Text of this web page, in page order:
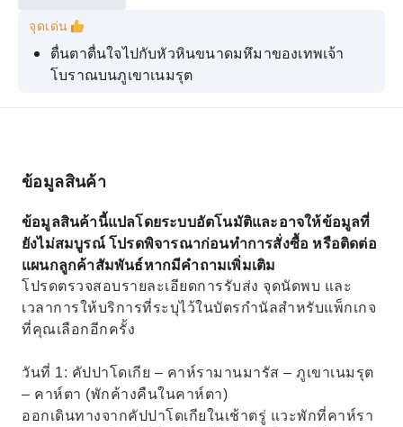
จุดเด่น
ตื่นตาตื่นใจไปกับหัวหินขนาดมหึมาของเทพเจ้า
โบราณบนภูเขาเนมรุต
สำรวจโกเบคลี เทเป กลุ่มวิหารที่เก่าแก่ที่สุดในโลก
และชมโมเสกโรมัน
shanlıurfa
ลิ้มลองรสชาติบาคลาวาต้นตำรับจากกาซิอันเตปใน
เมืองเก่า
ข้อมูลสินค้า
ข้อมูลสินค้านี้แปลโดยระบบอัตโนมัติและอาจให้ข้อมูลที่
ยังไม่สมบูรณ์ โปรดพิจารณาก่อนทำการสั่งซื้อ หรือติดต่อ
แผนกลูกค้าสัมพันธ์หากมีคำถามเพิ่มเติม
โปรดตรวจสอบรายละเอียดการรับส่ง จุดนัดพบ และ
เวลาการให้บริการที่ระบุไว้ในบัตรกำนัลสำหรับแพ็กเกจ
ที่คุณเลือกอีกครั้ง
วันที่ 1: คัปปาโดเกีย – คาห์รามานมารัส – ภูเขาเนมรุต
– คาห์ตา (พักค้างคืนในคาห์ตา)
ออกเดินทางจากคัปปาโดเกียในเช้าตรู่ แวะพักที่คาห์รา